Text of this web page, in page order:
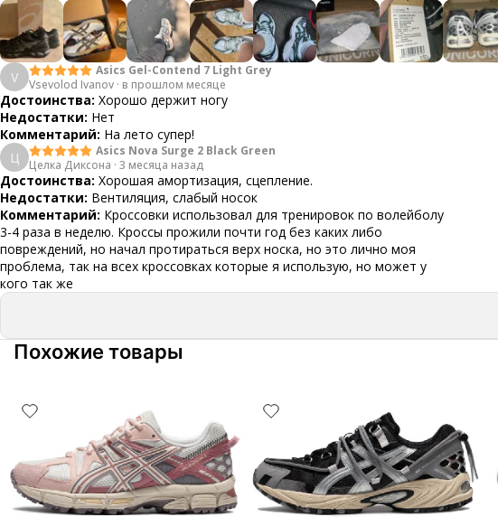
V
Asics Gel-Contend 7 Light Grey
Vsevolod Ivanov · в прошлом месяце
Достоинства: Хорошо держит ногу
Недостатки: Нет
Комментарий: На лето супер!
Ц
Asics Nova Surge 2 Black Green
Целка Диксона · 3 месяца назад
Достоинства: Хорошая амортизация, сцепление.
Недостатки: Вентиляция, слабый носок
Комментарий: Кроссовки использовал для тренировок по волейболу
3-4 раза в неделю. Кроссы прожили почти год без каких либо
повреждений, но начал протираться верх носка, но это лично моя
проблема, так на всех кроссовках которые я использую, но может у
кого так же
Похожие товары